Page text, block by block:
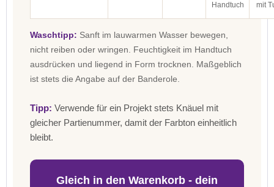
Handtuch
mit
Waschtipp: Sanft im lauwarmen Wasser bewegen,
nicht reiben oder wringen. Feuchtigkeit im Handtuch
ausdrücken und liegend in Form trocknen. Maßgeblich
ist stets die Angabe auf der Banderole.
Tipp: Verwende für ein Projekt stets Knäuel mit
gleicher Partienummer, damit der Farbton einheitlich
bleibt.
Gleich in den Warenkorb - dein